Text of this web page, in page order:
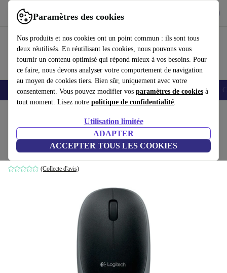
Paramètres des cookies
Nos produits et nos cookies ont un point commun : ils sont tous
deux réutilisés. En réutilisant les cookies, nous pouvons vous
fournir un contenu optimisé qui répond mieux à vos besoins. Pour
ce faire, nous devons analyser votre comportement de navigation
au moyen de cookies tiers. Bien sûr, uniquement avec votre
consentement. Vous pouvez modifier vos paramètres de cookies à
tout moment. Lisez notre politique de confidentialité.
Utilisation limitée
ADAPTER
ACCEPTER TOUS LES COOKIES
Utilisez refurbed rapidement et facilement
Smartphones Laptops Tablettes Montres connectées Accessoires
Logitech M165
Noir/Gris
(Collecte d'avis)